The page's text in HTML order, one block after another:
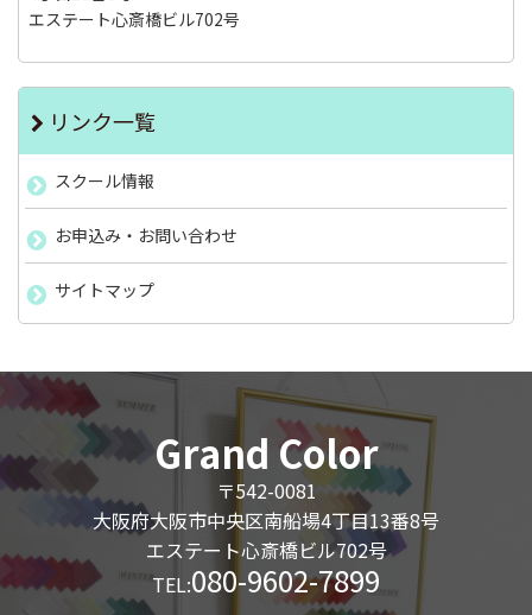
エステート心斎橋ビル702号
リンク一覧
スクール情報
お申込み・お問い合わせ
サイトマップ
Grand Color
〒542-0081
大阪府大阪市中央区南船場4丁目13番8号
エステート心斎橋ビル702号
TEL:080-9602-7899